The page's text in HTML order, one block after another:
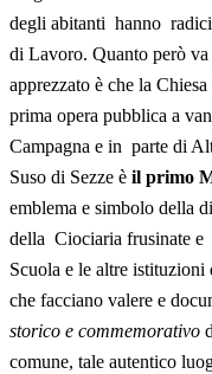
degli abitanti hanno
di Lavoro. Quanto però
apprezzato è che la
prima opera pubblica a
Campagna e in parte di
Suso di Sezze è il primo
emblema e simbolo della
della Ciociaria frusinate e
Scuola e le altre
che facciano valere e
storico e commemorativo
comune, tale autentico